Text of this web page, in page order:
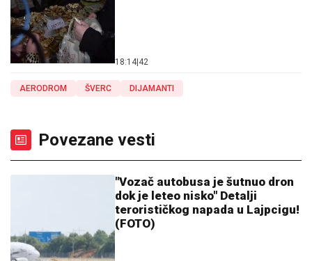
18:14 42
AERODROM ŠVERC DIJAMANTI
Povezane vesti
"Vozač autobusa je šutnuo dron
dok je leteo nisko" Detalji
terorističkog napada u Lajpcigu!
(FOTO)